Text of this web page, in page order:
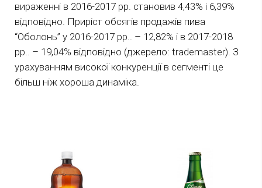
вираженні в 2016-2017 рр. становив 4,43% і 6,39%
відповідно. Приріст обсягів продажів пива
“Оболонь” у 2016-2017 рр.. – 12,82% і в 2017-2018
рр.. – 19,04% відповідно (джерело: trademaster). З
урахуванням високої конкуренції в сегменті це
більш ніж хороша динаміка.